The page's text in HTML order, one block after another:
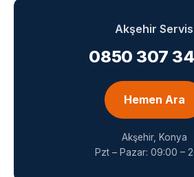
Akşehir Servis
0850 307
Hemen Ara
Akşehir, Konya
Pzt – Pazar: 09:00 –